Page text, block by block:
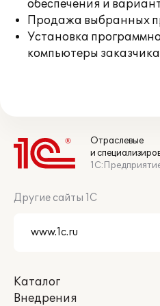
обеспечения и
Продажа выбранных
Установка
компьютеры заказчика
Отраслевые
и
Другие сайты 1С
Каталог
Внедрения